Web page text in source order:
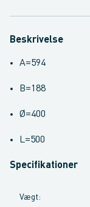
Beskrivelse
A=594
B=188
Ø=400
L=500
Specifikationer
Vægt: